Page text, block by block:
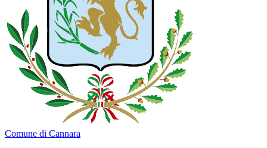
Comune di Cannara